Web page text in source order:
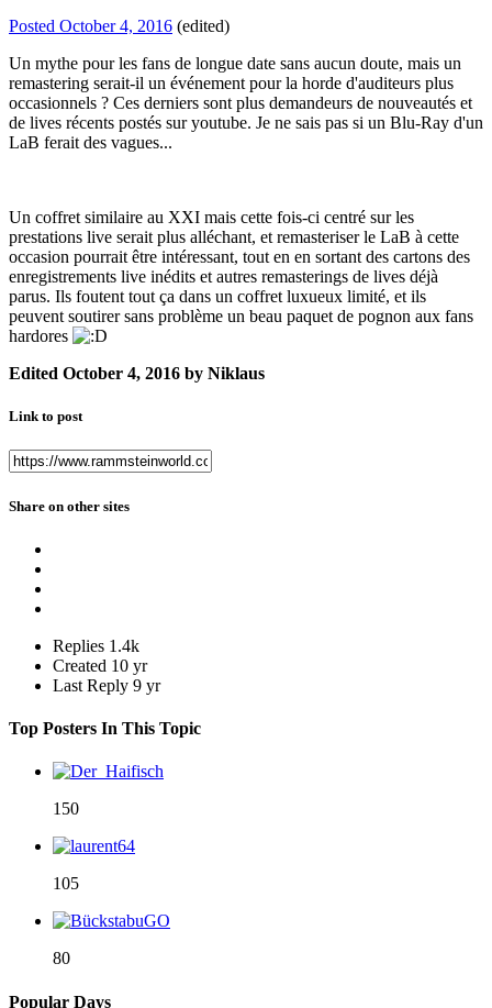
Posted October 4, 2016 (edited)
Un mythe pour les fans de longue date sans aucun doute, mais un
remastering serait-il un événement pour la horde d'auditeurs plus
occasionnels ? Ces derniers sont plus demandeurs de nouveautés et
de lives récents postés sur youtube. Je ne sais pas si un Blu-Ray d'un
LaB ferait des vagues...
Un coffret similaire au XXI mais cette fois-ci centré sur les
prestations live serait plus alléchant, et remasteriser le LaB à cette
occasion pourrait être intéressant, tout en en sortant des cartons des
enregistrements live inédits et autres remasterings de lives déjà
parus. Ils foutent tout ça dans un coffret luxueux limité, et ils
peuvent soutirer sans problème un beau paquet de pognon aux fans
hardores
Edited October 4, 2016 by Niklaus
Link to post
Share on other sites
Replies 1.4k
Created 10 yr
Last Reply 9 yr
Top Posters In This Topic
150
105
80
Popular Days